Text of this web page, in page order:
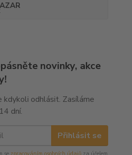
novinky, akce
kdykoli odhlásit. Zasíláme
dní.
Přihlásit se